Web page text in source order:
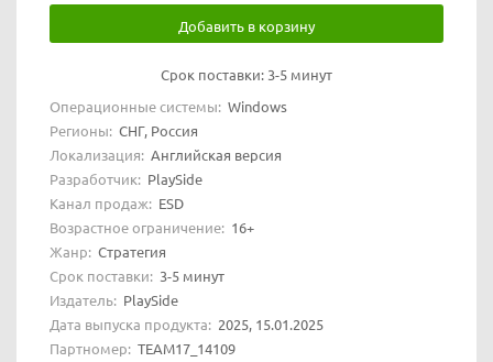
Добавить в корзину
Срок поставки: 3-5 минут
Операционные системы: Windows
Регионы: СНГ, Россия
Локализация: Английская версия
Разработчик: PlaySide
Канал продаж: ESD
Возрастное ограничение: 16+
Жанр: Стратегия
Срок поставки: 3-5 минут
Издатель: PlaySide
Дата выпуска продукта: 2025, 15.01.2025
Партномер: TEAM17_14109